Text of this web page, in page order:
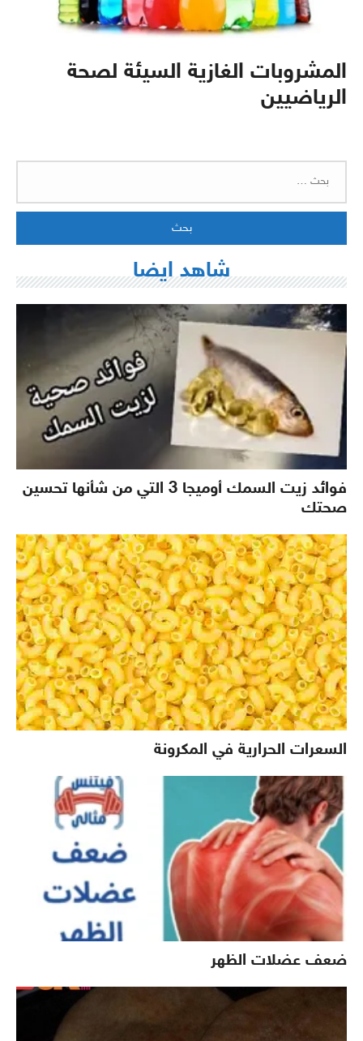
المشروبات الغازية السيئة لصحة
الرياضيين
شاهد ايضا
فوائد زيت السمك أوميجا 3 التي من شأنها تحسين
صحتك
السعرات الحرارية في المكرونة
ضعف عضلات الظهر